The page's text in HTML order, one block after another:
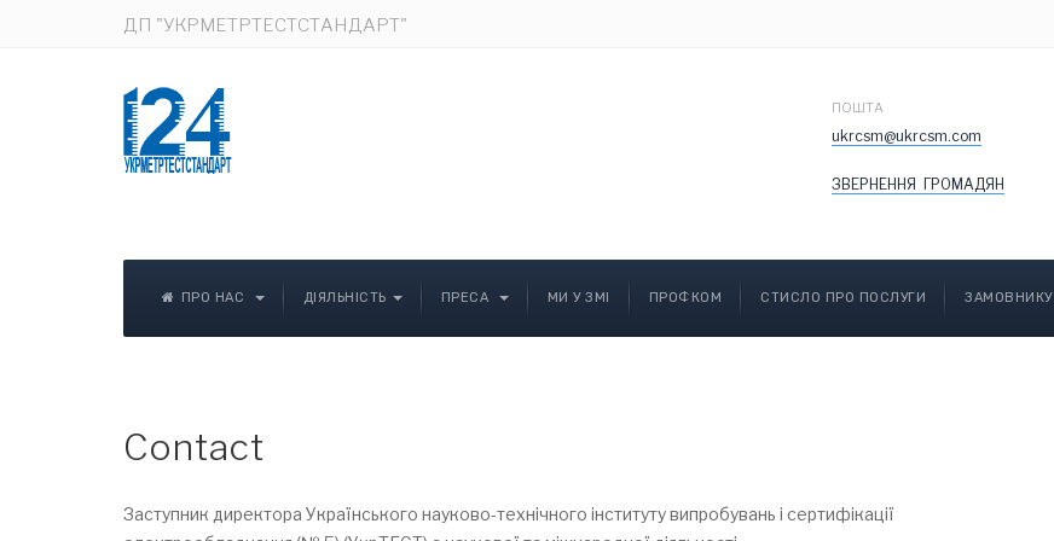
ДП "УКРМЕТРТЕСТСТАНДАРТ"
ПОШТА
ukrcsm@ukrcsm.com
ЗВЕРНЕННЯ ГРОМАДЯН
ПРО НАС ДІЯЛЬНІСТЬ ПРЕСА МИ У ЗМІ ПРОФКОМ СТИСЛО ПРО ПОСЛУГИ ЗАМОВНИКУ
Contact
Заступник директора Українського науково-технічного інституту випробувань і сертифікації